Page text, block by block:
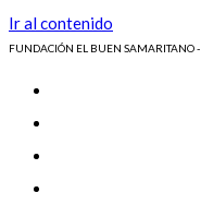
Ir al contenido
FUNDACIÓN EL BUEN SAMARITANO -